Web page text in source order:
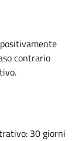
contrario
30 giorni